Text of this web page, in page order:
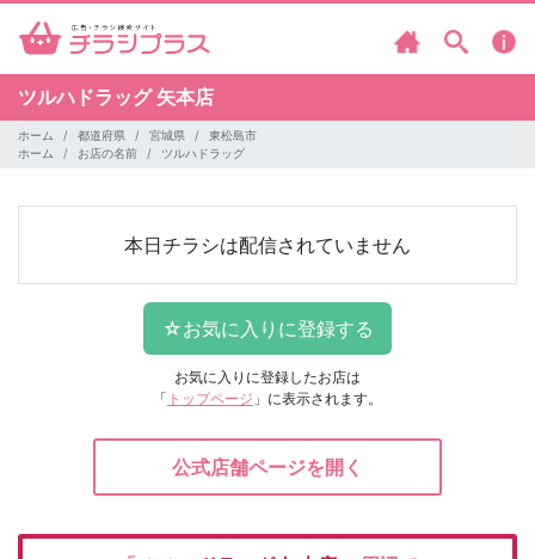
ツルハドラッグ 矢本店
ホーム 都道府県 宮城県
東松島市
ホーム
お店の名前 ツルハドラッグ
本日チラシは配信されていません
お気に入りに登録したお店は
「 トップページ 」に表示されます。
公式店舗ページを開く